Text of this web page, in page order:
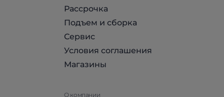
Рассрочка
Подъем и сборка
Сервис
Условия соглашения
Магазины
О компании